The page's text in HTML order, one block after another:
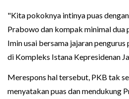
"Kita pokoknya intinya puas
Prabowo dan kompak minimal dua
Imin usai bersama jajaran
di Kompleks Istana Kepresidenan
Merespons hal tersebut, PKB tak
menyatakan puas dan mendukung